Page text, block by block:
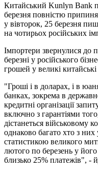
Китайський Kunlyn Bank
березня повністю
у вівторок, 25 березня
на чотирьох російських
Імпортери звернулися до
березні у російського
грошей у великі
"Гроші і в доларах, і в
банках, зокрема в
кредитні організації
включно з гарантіями
дістанеться військовому
однаково багато хто з
статистикою великого
лютого по березень у
близько 25% платежів", -